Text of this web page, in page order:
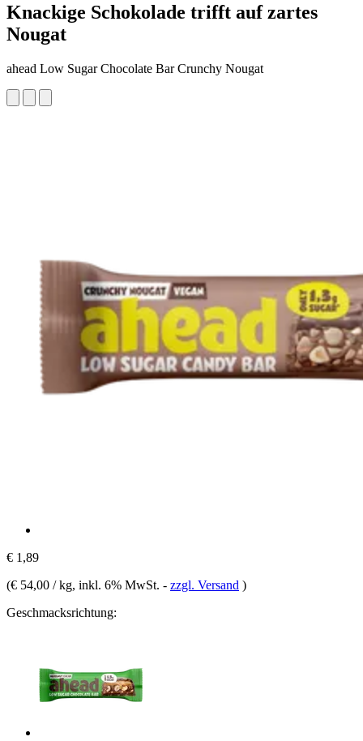
Knackige Schokolade trifft auf zartes
Nougat
ahead Low Sugar Chocolate Bar Crunchy Nougat
€ 1,89
(€ 54,00 / kg, inkl. 6% MwSt. - zzgl. Versand )
Geschmacksrichtung: